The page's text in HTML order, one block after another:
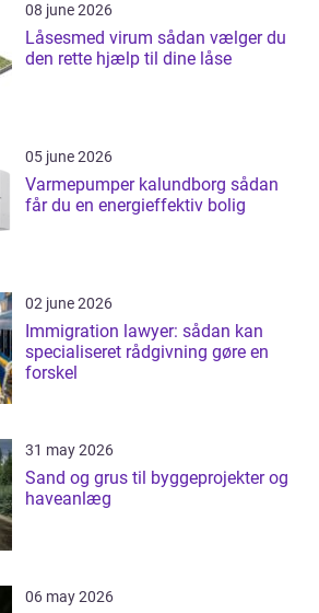
08 june 2026
Låsesmed virum sådan vælger du
den rette hjælp til dine låse
05 june 2026
Varmepumper kalundborg sådan
får du en energieffektiv bolig
02 june 2026
Immigration lawyer: sådan kan
specialiseret rådgivning gøre en
forskel
31 may 2026
Sand og grus til byggeprojekter og
haveanlæg
06 may 2026